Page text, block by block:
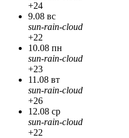
+24
9.08 вс
sun-rain-cloud
+22
10.08 пн
sun-rain-cloud
+23
11.08 вт
sun-rain-cloud
+26
12.08 ср
sun-rain-cloud
+22